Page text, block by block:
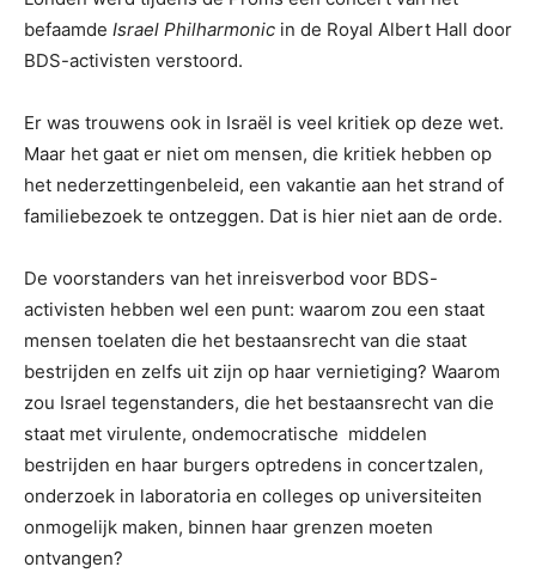
befaamde Israel Philharmonic in de Royal Albert Hall door
BDS-activisten verstoord.
Er was trouwens ook in Israël is veel kritiek op deze wet.
Maar het gaat er niet om mensen, die kritiek hebben op
het nederzettingenbeleid, een vakantie aan het strand of
familiebezoek te ontzeggen. Dat is hier niet aan de orde.
De voorstanders van het inreisverbod voor BDS-
activisten hebben wel een punt: waarom zou een staat
mensen toelaten die het bestaansrecht van die staat
bestrijden en zelfs uit zijn op haar vernietiging? Waarom
zou Israel tegenstanders, die het bestaansrecht van die
staat met virulente, ondemocratische middelen
bestrijden en haar burgers optredens in concertzalen,
onderzoek in laboratoria en colleges op universiteiten
onmogelijk maken, binnen haar grenzen moeten
ontvangen?